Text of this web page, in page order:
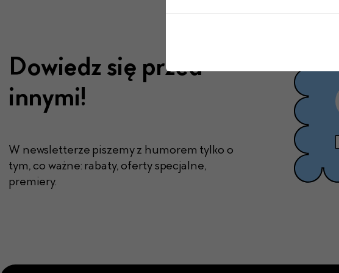
Dowiedz się przed
innymi!
W newsletterze piszemy z humorem tylko o
tym, co ważne: rabaty, oferty specjalne,
premiery.